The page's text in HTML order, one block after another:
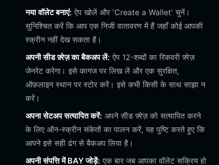
नया वॉलेट बनाएं: ऐप खोलें और 'Create a Wallet' चुनें।
सुनिश्चित करें कि आप एक निजी वातावरण में हैं जहाँ कोई आपकी
स्क्रीन नहीं देख सकता है।
अपनी सीड फ़्रेज़ का बैकअप लें: ऐप 12-शब्दों का रिकवरी फ़्रेज़
जेनरेट करेगा। इसे कागज पर लिख लें और एक सुरक्षित,
ऑफ़लाइन स्थान पर स्टोर करें। इसे कभी किसी के साथ साझा न
करें।
अपना सेटअप सत्यापित करें: अपने सीड फ़्रेज़ को सत्यापित करने
के लिए ऑन-स्क्रीन संकेतों का पालन करें, यह पुष्टि करते हुए कि
आपने इसे सही ढंग से बैकअप लिया है।
अपनी संपत्ति में BAY जोड़ें: एक बार जब आपका वॉलेट सक्रिय हो